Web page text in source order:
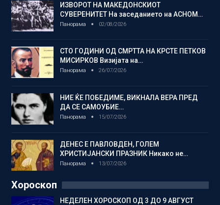
ИЗВОРОТ НА МАКЕДОНСКИОТ
СУВЕРЕНИТЕТ На заседанието на АСНОМ…
Панорама 02/08/2026
СТО ГОДИНИ ОД СМРТТА НА КРСТЕ ПЕТКОВ
МИСИРКОВ Визијата на…
Панорама 26/07/2026
НИЕ ЌЕ ПОБЕДИМЕ, ВИКНАЛА ВЕРА ПРЕД
ДА СЕ САМОУБИЕ…
Панорама 15/07/2026
ДЕНЕС Е ПАВЛОВДЕН, ГОЛЕМ
ХРИСТИЈАНСКИ ПРАЗНИК Никако не…
Панорама 13/07/2026
Хороскоп
НЕДЕЛЕН ХОРОСКОП ОД 3 ДО 9 АВГУСТ